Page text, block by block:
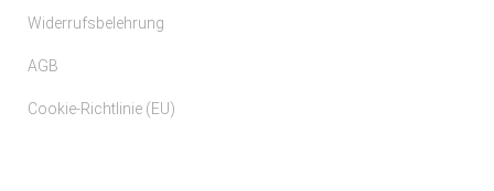
Widerrufsbelehrung
AGB
Cookie-Richtlinie (EU)